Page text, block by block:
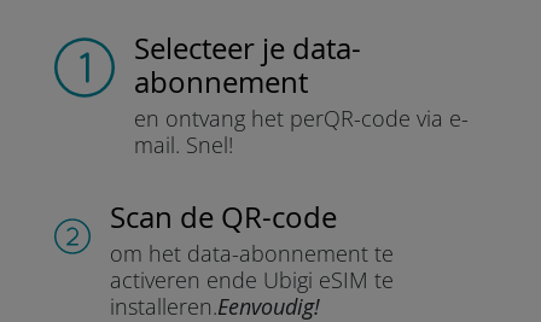
Selecteer je data-
abonnement
en ontvang het perQR-code via e-
mail. Snel!
Scan de QR-code
om het data-abonnement te
activeren ende Ubigi eSIM te
installeren.Eenvoudig!